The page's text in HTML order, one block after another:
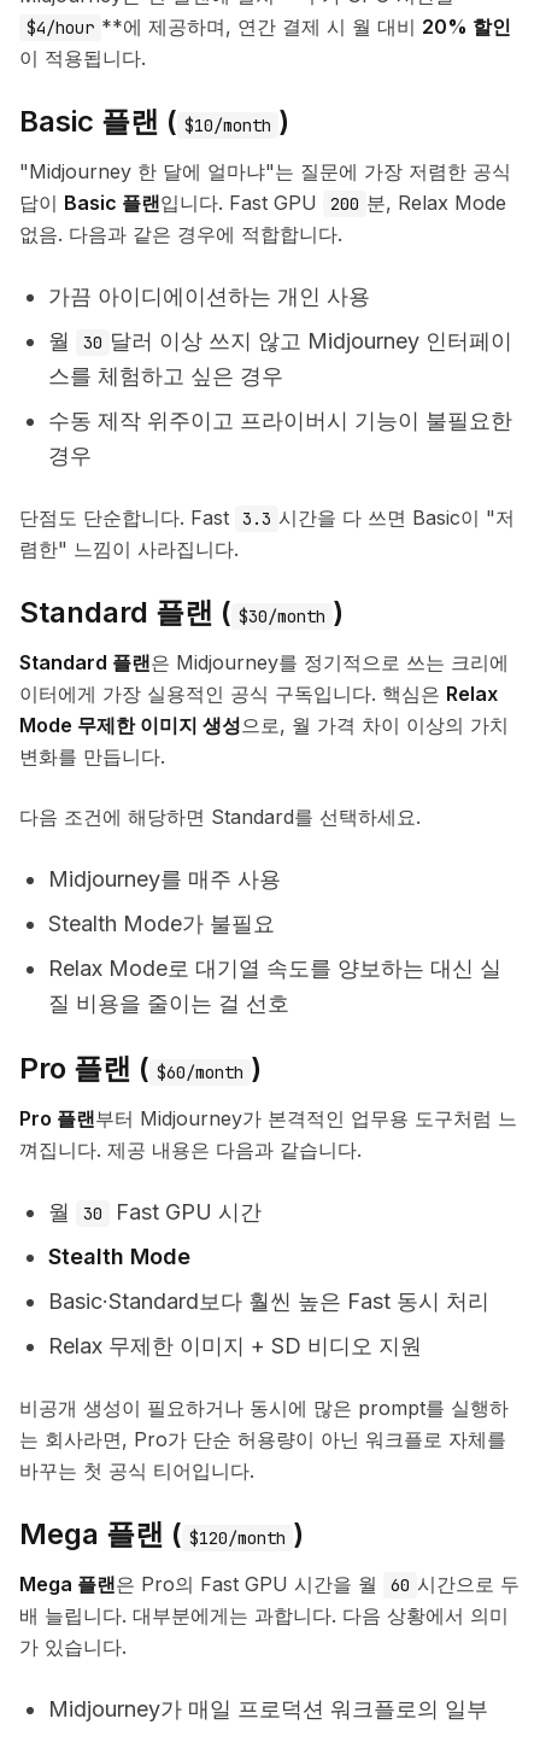
$4/hour **에 제공하며, 연간 결제 시 월 대비 20% 할인
이 적용됩니다.
Basic 플랜 ( $10/month )
"Midjourney 한 달에 얼마냐"는 질문에 가장 저렴한 공식
답이 Basic 플랜입니다. Fast GPU 200 분, Relax Mode
없음. 다음과 같은 경우에 적합합니다.
가끔 아이디에이션하는 개인 사용
월
30 달러 이상 쓰지 않고 Midjourney 인터페이
스를 체험하고 싶은 경우
수동 제작 위주이고 프라이버시 기능이 불필요한
경우
단점도 단순합니다. Fast 3.3 시간을 다 쓰면 Basic이 "저
렴한" 느낌이 사라집니다.
Standard 플랜 ( $30/month )
Standard 플랜은 Midjourney를 정기적으로 쓰는 크리에
이터에게 가장 실용적인 공식 구독입니다. 핵심은 Relax
Mode 무제한 이미지 생성으로, 월 가격 차이 이상의 가치
변화를 만듭니다.
다음 조건에 해당하면 Standard를 선택하세요.
Midjourney를 매주 사용
Stealth Mode가 불필요
Relax Mode로 대기열 속도를 양보하는 대신 실
질 비용을 줄이는 걸 선호
Pro 플랜 ( $60/month )
Pro 플랜부터 Midjourney가 본격적인 업무용 도구처럼 느
껴집니다. 제공 내용은 다음과 같습니다.
월 30
Fast GPU 시간
Stealth Mode
Basic·Standard보다 훨씬 높은 Fast 동시 처리
Relax 무제한 이미지 + SD 비디오 지원
비공개 생성이 필요하거나 동시에 많은 prompt를 실행하
는 회사라면, Pro가 단순 허용량이 아닌 워크플로 자체를
바꾸는 첫 공식 티어입니다.
Mega 플랜 ( $120/month )
Mega 플랜은 Pro의 Fast GPU 시간을 월 60 시간으로 두
배 늘립니다. 대부분에게는 과합니다. 다음 상황에서 의미
가 있습니다.
Midjourney가 매일 프로덕션 워크플로의 일부